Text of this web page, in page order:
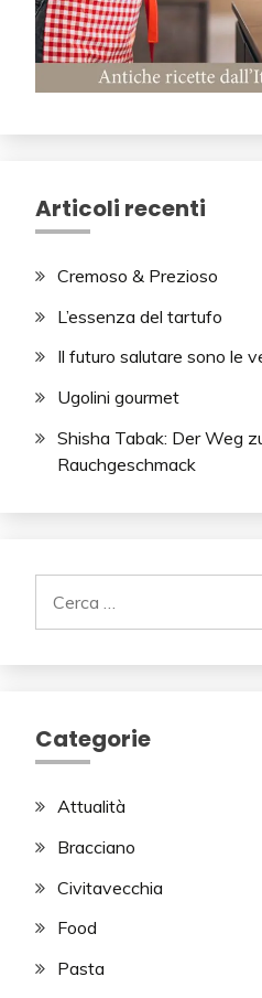
Articoli recenti
Cremoso & Prezioso
L’essenza del tartufo
Il futuro salutare sono le
Ugolini gourmet
Shisha Tabak: Der Weg
Rauchgeschmack
per:
Categorie
Attualità
Bracciano
Civitavecchia
Food
Pasta